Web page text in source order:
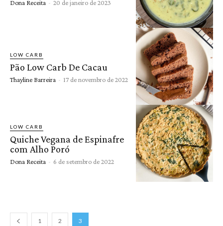
Dona Receita - 20 de janeiro de 2023
LOW CARB
Pão Low Carb De Cacau
Thayline Barreira - 17 de novembro de 2022
LOW CARB
Quiche Vegana de Espinafre
com Alho Poró
Dona Receita - 6 de setembro de 2022
1 2 3